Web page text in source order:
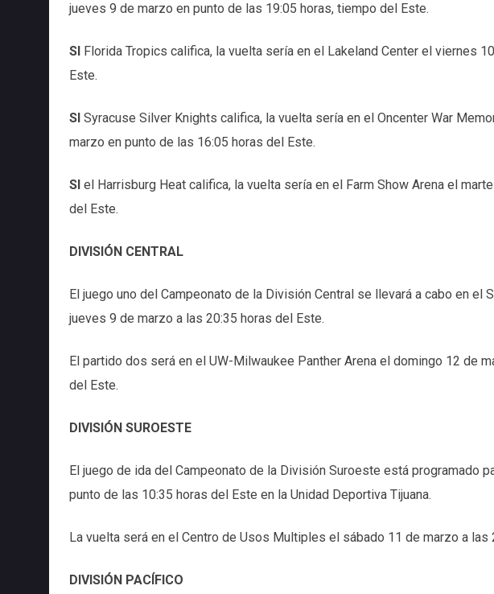
jueves 9 de marzo en punto de las 19:05 horas, tiempo del Este.
SI Florida Tropics califica, la vuelta sería en el Lakeland Center el viernes
Este.
SI Syracuse Silver Knights califica, la vuelta sería en el Oncenter War
marzo en punto de las 16:05 horas del Este.
SI el Harrisburg Heat califica, la vuelta sería en el Farm Show Arena el
del Este.
DIVISIÓN CENTRAL
El juego uno del Campeonato de la División Central se llevará a cabo en el
jueves 9 de marzo a las 20:35 horas del Este.
El partido dos será en el UW-Milwaukee Panther Arena el domingo 12 de
del Este.
DIVISIÓN SUROESTE
El juego de ida del Campeonato de la División Suroeste está programado
punto de las 10:35 horas del Este en la Unidad Deportiva Tijuana.
La vuelta será en el Centro de Usos Multiples el sábado 11 de marzo a las
DIVISIÓN PACÍFICO